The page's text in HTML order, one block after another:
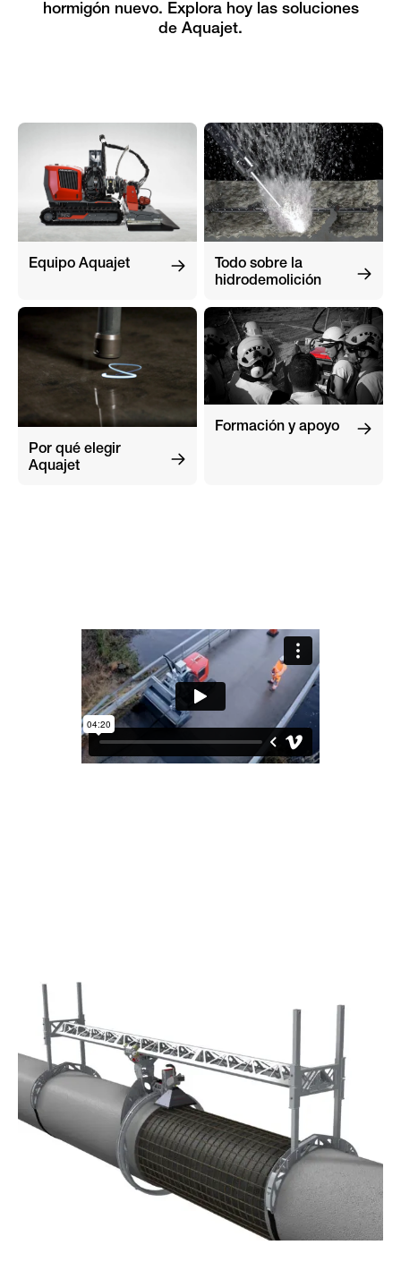
hormigón nuevo. Explora hoy las soluciones
de Aquajet.
Equipo Aquajet
Todo sobre la
hidrodemolición
Por qué elegir
Aquajet
Formación y apoyo